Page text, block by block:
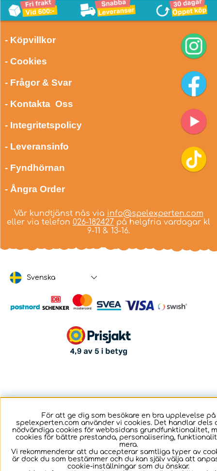
- Köpvillkor
- Cookies
- Frågor & Svar
- Kontakta Oss
- Integritetspolicy
- Leveransinfo
- Fyndhörnan
- Ångra Order
Vår kundtjänst nås via info@spelexperten.com
eller via telefon 026-182427 på helgfria vardagar kl
9-11 & 13-16.
Svenska
För att ge dig som besökare en bra upplevelse på
spelexperten.com använder vi cookies. Det handlar dels
nödvändiga cookies för webbsidans grundfunktionalitet,
cookies för bättre prestanda, personalisering,
mera.
Vi rekommenderar att du accepterar samtliga typer av
är dock du som bestämmer och du kan själv välja att
cookie-inställningar som du önskar.